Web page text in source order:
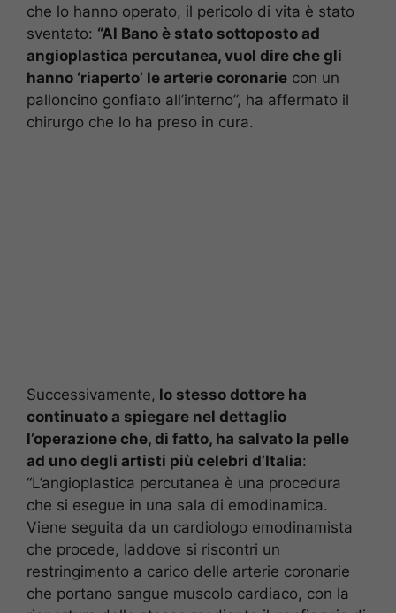
che lo hanno operato, il pericolo di vita è stato
sventato: “Al Bano è stato sottoposto ad
angioplastica percutanea, vuol dire che gli
hanno ‘riaperto’ le arterie coronarie con un
palloncino gonfiato all’interno”, ha affermato il
chirurgo che lo ha preso in cura.
Successivamente, lo stesso dottore ha
continuato a spiegare nel dettaglio
l’operazione che, di fatto, ha salvato la pelle
ad uno degli artisti più celebri d’Italia:
“L’angioplastica percutanea è una procedura
che si esegue in una sala di emodinamica.
Viene seguita da un cardiologo emodinamista
che procede, laddove si riscontri un
restringimento a carico delle arterie coronarie
che portano sangue muscolo cardiaco, con la